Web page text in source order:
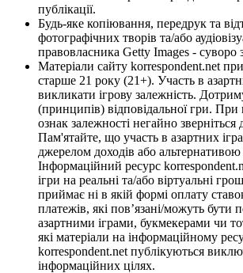
публікації.
Будь-яке копіювання, передрук та
фотографічних творів та/або
правовласника Getty Images - суворо
Матеріали сайту korrespondent.net
старше 21 року (21+). Участь в
викликати ігрову залежність.
(принципів) відповідальної гри.
ознак залежності негайно зверніться
Пам'ятайте, що участь в азартних
джерелом доходів або альтернативою
Інформаційний ресурс
ігри на реальні та/або віртуальні
приймає ні в якій формі оплату
платежів, які пов’язані/можуть бути
азартними іграми, букмекерами чи
які матеріали на інформаційному
korrespondent.net публікуються
інформаційних цілях.